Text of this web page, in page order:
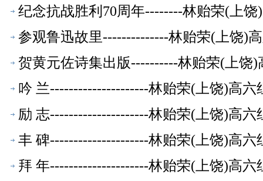
纪念抗战胜利70周年--------林贻荣(上
参观鲁迅故里--------------林贻荣(上饶)
贺黄元佐诗集出版----------林贻荣(上饶
吟 兰---------------------林贻荣(上饶)高六
励 志---------------------林贻荣(上饶)高六
丰 碑---------------------林贻荣(上饶)高六
拜 年---------------------林贻荣(上饶)高六